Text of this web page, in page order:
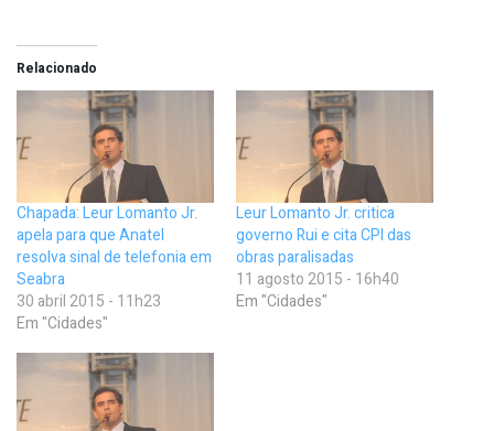
Relacionado
Chapada: Leur Lomanto Jr.
apela para que Anatel
resolva sinal de telefonia em
Seabra
30 abril 2015 - 11h23
Em "Cidades"
Leur Lomanto Jr. critica
governo Rui e cita CPI das
obras paralisadas
11 agosto 2015 - 16h40
Em "Cidades"